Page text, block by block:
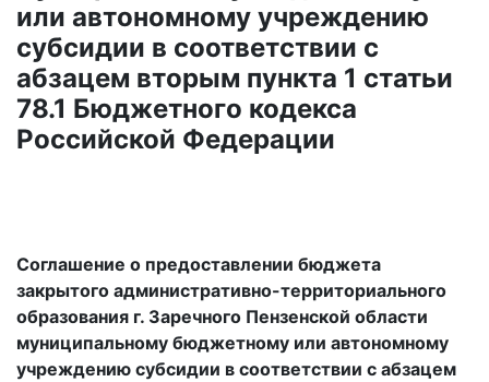
или автономному учреждению
субсидии в соответствии с
абзацем вторым пункта 1 статьи
78.1 Бюджетного кодекса
Российской Федерации
Соглашение о предоставлении бюджета
закрытого административно-территориального
образования г. Заречного Пензенской области
муниципальному бюджетному или автономному
учреждению субсидии в соответствии с абзацем